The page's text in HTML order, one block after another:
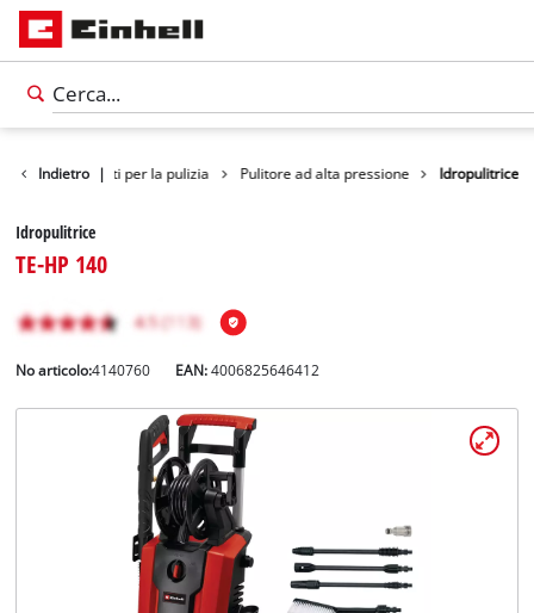
Indietro |
Strumenti per la pulizia Pulitore ad alta pressione Idropulitrice
Idropulitrice
TE-HP 140
No articolo:4140760 EAN:4006825646412